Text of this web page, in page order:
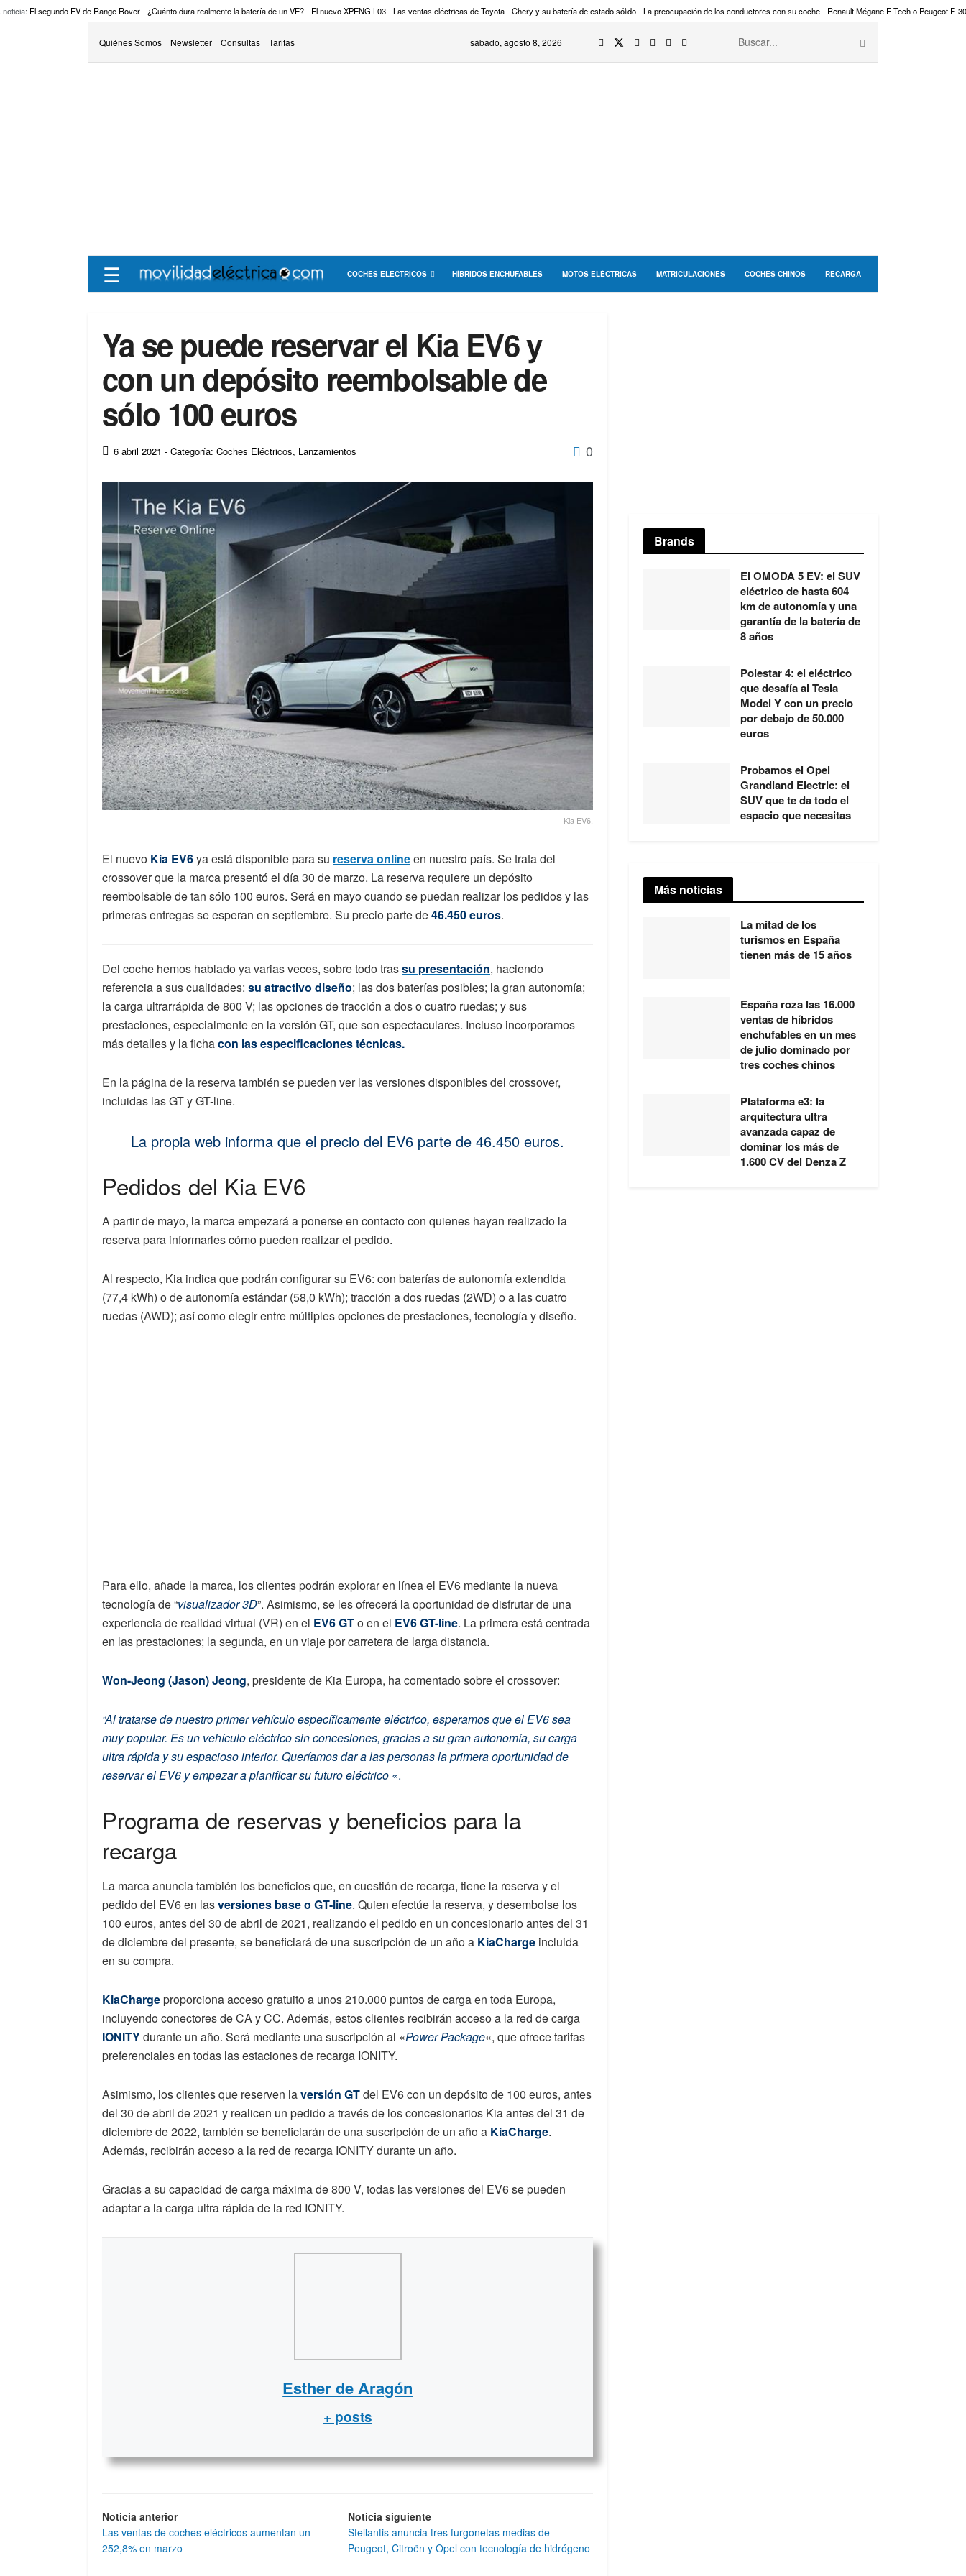
noticia: El segundo EV de Range Rover ¿Cuánto dura realmente la batería de un VE? El nuevo XPENG L03 Las ventas eléctricas de Toyota Chery y su batería de estado sólido La preocupación de los conductores con su coche Renault Mégane E-Tech o Peugeot E-
Quiénes Somos Newsletter Consultas Tarifas sábado, agosto 8, 2026
☰ COCHES ELÉCTRICOS HÍBRIDOS ENCHUFABLES MOTOS ELÉCTRICAS MATRICULACIONES COCHES CHINOS RECARGA
Ya se puede reservar el Kia EV6 y
con un depósito reembolsable de
sólo 100 euros
6 abril 2021 - Categoría: Coches Eléctricos, Lanzamientos 0
Kia EV6.
El nuevo Kia EV6ya está disponible para su reserva onlineen nuestro país. Se trata del
crossover que la marca presentó el día 30 de marzo. La reserva requiere un depósito
reembolsable de tan sólo 100 euros. Será en mayo cuando se puedan realizar los pedidos y las
primeras entregas se esperan en septiembre. Su precio parte de46.450 euros.
Del coche hemos hablado ya varias veces, sobre todo trassu presentación, haciendo
referencia a sus cualidades: su atractivo diseño; las dos baterías posibles; la gran autonomía;
la carga ultrarrápida de 800 V; las opciones de tracción a dos o cuatro ruedas; y sus
prestaciones, especialmente en la versión GT, que son espectaculares. Incluso incorporamos
más detalles y la fichacon las especificaciones técnicas.
En la página de la reserva también se pueden ver las versiones disponibles del crossover,
incluidas las GT y GT-line.
La propia web informa que el precio del EV6 parte de 46.450 euros.
Pedidos del Kia EV6
A partir de mayo, la marca empezará a ponerse en contacto con quienes hayan realizado la
reserva para informarles cómo pueden realizar el pedido.
Al respecto, Kia indica que podrán configurar su EV6: con baterías de autonomía extendida
(77,4 kWh) o de autonomía estándar (58,0 kWh); tracción a dos ruedas (2WD) o a las cuatro
ruedas (AWD); así como elegir entre múltiples opciones de prestaciones, tecnología y diseño.
Para ello, añade la marca, los clientes podrán explorar en línea el EV6 mediante la nueva
tecnología de “visualizador 3D”. Asimismo, se les ofrecerá la oportunidad de disfrutar de una
experiencia de realidad virtual (VR) en el EV6 GTo en el EV6 GT-line. La primera está centrada
en las prestaciones; la segunda, en un viaje por carretera de larga distancia.
Won-Jeong (Jason) Jeong, presidente de Kia Europa, ha comentado sobre el crossover:
“Al tratarse de nuestro primer vehículo específicamente eléctrico, esperamos que el EV6 sea
muy popular. Es un vehículo eléctrico sin concesiones, gracias a su gran autonomía, su carga
ultra rápida y su espacioso interior. Queríamos dar a las personas la primera oportunidad de
reservar el EV6 y empezar a planificar su futuro eléctrico «.
Programa de reservas y beneficios para la
recarga
La marca anuncia también los beneficios que, en cuestión de recarga, tiene la reserva y el
pedido del EV6 en lasversiones base o GT-line. Quien efectúe la reserva, y desembolse los
100 euros, antes del 30 de abril de 2021, realizando el pedido en un concesionario antes del 31
de diciembre del presente, se beneficiará de una suscripción de un año a KiaCharge incluida
en su compra.
KiaChargeproporciona acceso gratuito a unos 210.000 puntos de carga en toda Europa,
incluyendo conectores de CA y CC. Además, estos clientes recibirán acceso a la red de carga
IONITYdurante un año. Será mediante una suscripción al «Power Package«, que ofrece tarifas
preferenciales en todas las estaciones de recarga IONITY.
Asimismo, los clientes que reserven laversión GTdel EV6 con un depósito de 100 euros, antes
del 30 de abril de 2021 y realicen un pedido a través de los concesionarios Kia antes del 31 de
diciembre de 2022, también se beneficiarán de una suscripción de un año a KiaCharge.
Además, recibirán acceso a la red de recarga IONITY durante un año.
Gracias a su capacidad de carga máxima de 800 V, todas las versiones del EV6 se pueden
adaptar a la carga ultra rápida de la red IONITY.
Esther de Aragón
+ posts
Noticia anterior
Las ventas de coches eléctricos aumentan un
252,8% en marzo
Noticia siguiente
Stellantis anuncia tres furgonetas medias de
Peugeot, Citroën y Opel con tecnología de hidrógeno
Brands
El OMODA 5 EV: el SUV
eléctrico de hasta 604
km de autonomía y una
garantía de la batería de
8 años
Polestar 4: el eléctrico
que desafía al Tesla
Model Y con un precio
por debajo de 50.000
euros
Probamos el Opel
Grandland Electric: el
SUV que te da todo el
espacio que necesitas
Más noticias
La mitad de los
turismos en España
tienen más de 15 años
España roza las 16.000
ventas de híbridos
enchufables en un mes
de julio dominado por
tres coches chinos
Plataforma e3: la
arquitectura ultra
avanzada capaz de
dominar los más de
1.600 CV del Denza Z